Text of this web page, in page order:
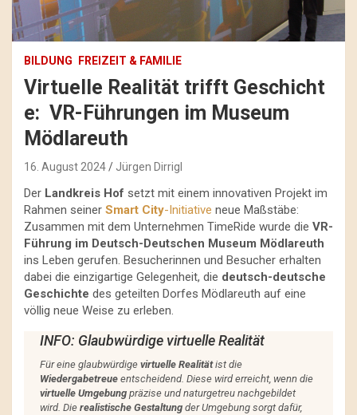
BILDUNG FREIZEIT & FAMILIE
Virtuelle Realität trifft Geschicht
e: VR-Führungen im Museum
Mödlareuth
16. August 2024 Jürgen Dirrigl
Der Landkreis Hof setzt mit einem innovativen Projekt im
Rahmen seiner Smart City-Initiative neue Maßstäbe:
Zusammen mit dem Unternehmen TimeRide wurde die VR-
Führung im Deutsch-Deutschen Museum Mödlareuth
ins Leben gerufen. Besucherinnen und Besucher erhalten
dabei die einzigartige Gelegenheit, die deutsch-deutsche
Geschichte des geteilten Dorfes Mödlareuth auf eine
völlig neue Weise zu erleben.
INFO: Glaubwürdige virtuelle Realität
Für eine glaubwürdige virtuelle Realitätist die
Wiedergabetreue entscheidend. Diese wird erreicht, wenn die
virtuelle Umgebung präzise und naturgetreu nachgebildet
wird. Die realistische Gestaltung der Umgebung sorgt dafür,